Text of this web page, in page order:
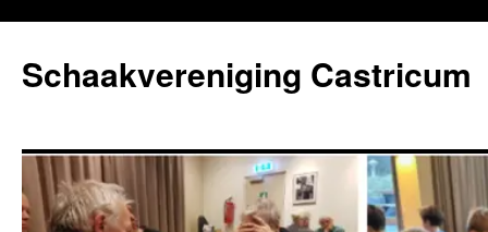
de
inhoud
Schaakvereniging Castricum